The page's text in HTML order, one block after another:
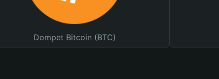
Dompet Bitcoin (BTC)